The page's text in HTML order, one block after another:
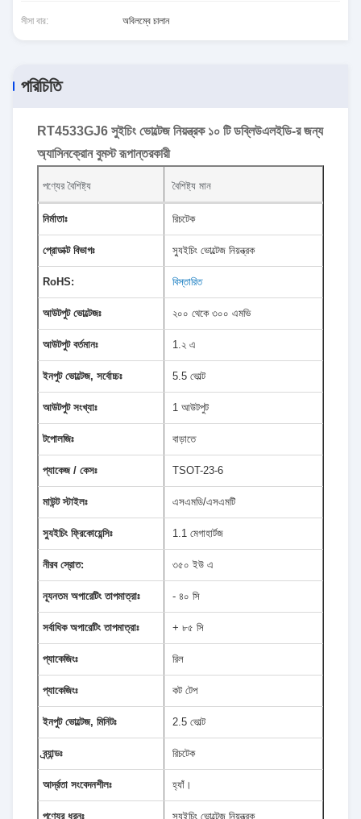
সীসা বার: অবিলম্বে চালান
পরিচিতি
RT4533GJ6 সুইচিং ভোল্টেজ নিয়ন্ত্রক ১০ টি ডব্লিউএলইডি-র জন্য
অ্যাসিনক্রোন বুমস্ট রূপান্তরকারী
পণ্যের বৈশিষ্ট্য বৈশিষ্ট্য মান
নির্মাতাঃ রিচটেক
প্রোডাক্ট বিভাগঃ স্যুইচিং ভোল্টেজ নিয়ন্ত্রক
RoHS: বিস্তারিত
আউটপুট ভোল্টেজঃ ২০০ থেকে ৩০০ এমভি
আউটপুট বর্তমানঃ 1.২ এ
ইনপুট ভোল্টেজ, সর্বোচ্চঃ 5.5 ভোল্ট
আউটপুট সংখ্যাঃ 1 আউটপুট
টপোলজিঃ বাড়াতে
প্যাকেজ / কেসঃ TSOT-23-6
মাউন্ট স্টাইলঃ এসএমডি/এসএমটি
স্যুইচিং ফ্রিকোয়েন্সিঃ 1.1 মেগাহার্টজ
নীরব স্রোত: ৩৫০ ইউ এ
ন্যূনতম অপারেটিং তাপমাত্রাঃ - ৪০ সি
সর্বাধিক অপারেটিং তাপমাত্রাঃ + ৮৫ সি
প্যাকেজিংঃ রিল
প্যাকেজিংঃ কট টেপ
ইনপুট ভোল্টেজ, মিনিটঃ 2.5 ভোল্ট
ব্র্যান্ডঃ রিচটেক
আর্দ্রতা সংবেদনশীলঃ হ্যাঁ।
পণ্যের ধরনঃ স্যুইচিং ভোল্টেজ নিয়ন্ত্রক